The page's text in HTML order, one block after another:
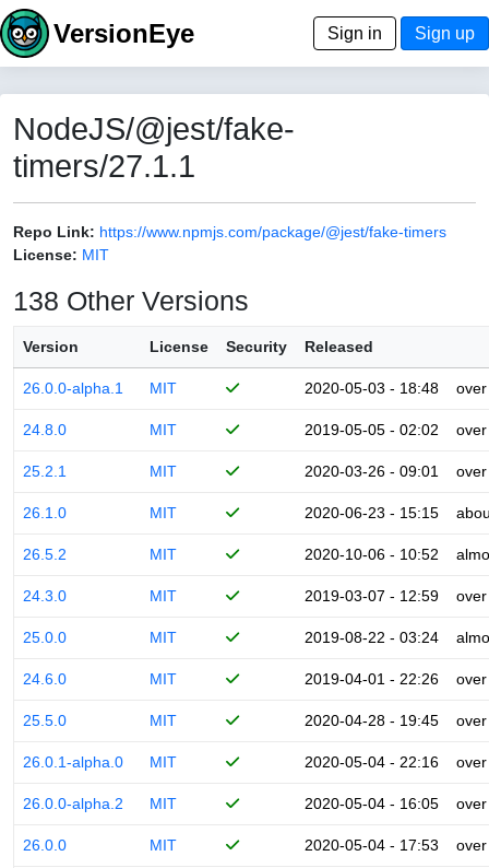
VersionEye Sign in Sign up
NodeJS/@jest/fake-
timers/27.1.1
Repo Link: https://www.npmjs.com/package/@jest/fake-timers
License: MIT
138 Other Versions
Version License Security Released
26.0.0-alpha.1 MIT 2020-05-03 - 18:48
24.8.0 MIT 2019-05-05 - 02:02
25.2.1 MIT 2020-03-26 - 09:01
26.1.0 MIT 2020-06-23 - 15:15
26.5.2 MIT 2020-10-06 - 10:52
24.3.0 MIT 2019-03-07 - 12:59
25.0.0 MIT 2019-08-22 - 03:24
24.6.0 MIT 2019-04-01 - 22:26
25.5.0 MIT 2020-04-28 - 19:45
26.0.1-alpha.0 MIT 2020-05-04 - 22:16
26.0.0-alpha.2 MIT 2020-05-04 - 16:05
26.0.0 MIT 2020-05-04 - 17:53